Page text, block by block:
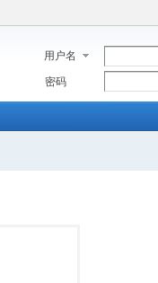
用户名
密码